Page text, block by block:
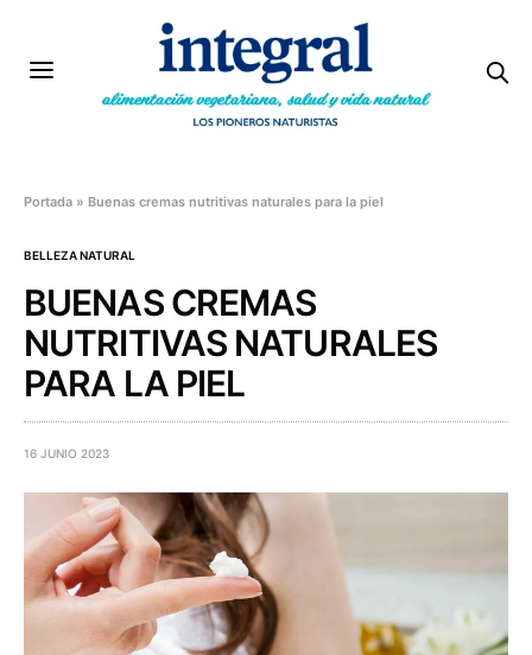
Portada » Buenas cremas nutritivas naturales para la piel
BELLEZA NATURAL
BUENAS CREMAS
NUTRITIVAS NATURALES
PARA LA PIEL
16 JUNIO 2023